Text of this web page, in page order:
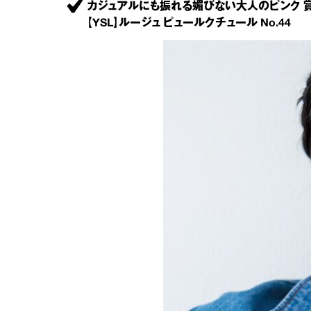
カジュアルにも振れる媚びない大人のピンク
【YSL】ルージュ ピュールクチュール No.44